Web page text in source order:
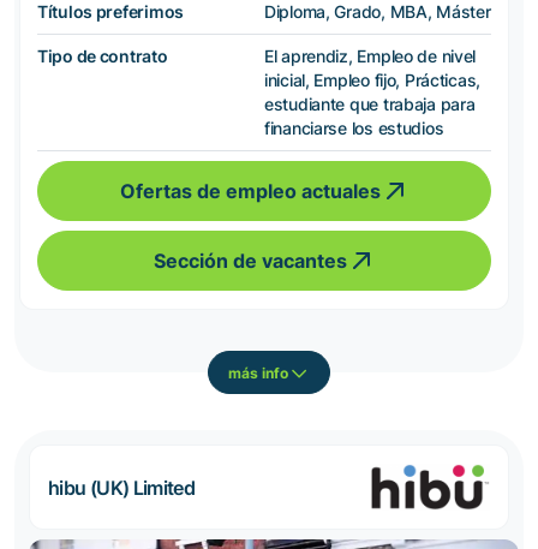
Títulos preferimos Diploma, Grado, MBA, Máster
Tipo de contrato
El aprendiz, Empleo de nivel
inicial, Empleo fijo, Prácticas,
estudiante que trabaja para
financiarse los estudios
Ofertas de empleo actuales
Sección de vacantes
más info
hibu (UK) Limited